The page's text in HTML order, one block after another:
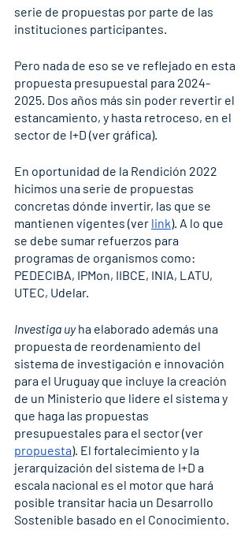
serie de propuestas por parte de las
instituciones participantes.
Pero nada de eso se ve reflejado en esta
propuesta presupuestal para 2024-
2025. Dos años más sin poder revertir el
estancamiento, y hasta retroceso, en el
sector de I+D (ver gráfica).
En oportunidad de la Rendición 2022
hicimos una serie de propuestas
concretas dónde invertir, las que se
mantienen vigentes (ver link). A lo que
se debe sumar refuerzos para
programas de organismos como:
PEDECIBA, IPMon, IIBCE, INIA, LATU,
UTEC, Udelar.
Investiga uy ha elaborado además una
propuesta de reordenamiento del
sistema de investigación e innovación
para el Uruguay que incluye la creación
de un Ministerio que lidere el sistema y
que haga las propuestas
presupuestales para el sector (ver
propuesta). El fortalecimiento y la
jerarquización del sistema de I+D a
escala nacional es el motor que hará
posible transitar hacia un Desarrollo
Sostenible basado en el Conocimiento.